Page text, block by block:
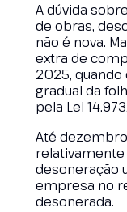
A dúvida
de obras,
não é nova.
extra de
2025,
gradual da
pela Lei
Até
desoneração
empresa no
desonerada.